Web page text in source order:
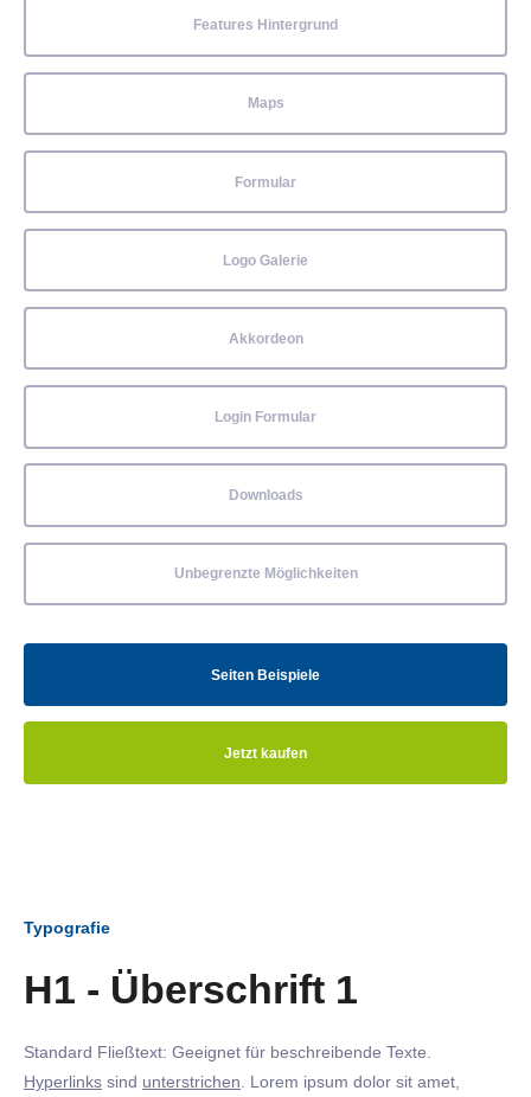
Features Hintergrund
Maps
Formular
Logo Galerie
Akkordeon
Login Formular
Downloads
Unbegrenzte Möglichkeiten
Seiten Beispiele
Jetzt kaufen
Typografie
H1 - Überschrift 1
Standard Fließtext: Geeignet für beschreibende Texte.
Hyperlinks sind unterstrichen . Lorem ipsum dolor sit amet,